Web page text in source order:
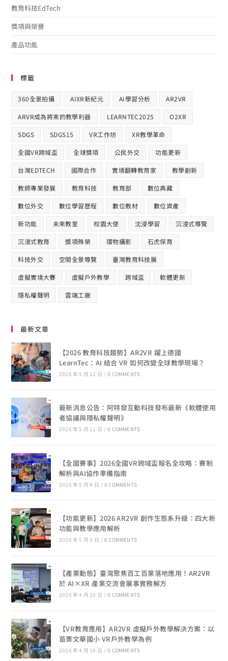
教育科技EdTech
獎項與榮譽
產品功能
標籤
360全景拍攝 AIXR新紀元 AI學習分析 AR2VR
ARVR成為將來的教學利器 LEARNTEC2025 O2XR
SDGS SDGS15 VR工作坊 XR教學革命
全國VR跨域盃 全球獎項 公民外交 功能更新
台灣EDTECH 國際合作​ 實境翻轉教育家 教學創新
教師專業發展 教育科技 教育部 數位典藏
數位外交 數位學習歷程 數位教材 數位資產
新功能 未來教室 校園大使 沈浸學習 沉浸式導覽
沉浸式教育 獎項殊榮 環物攝影 石虎保育
科技外交 空間全景導覽 臺灣教育科技展
虛擬實境大賽 虛擬戶外教學 跨域盃 軟體更新
隱私權聲明 雲端工廠
最新文章
【2026 教育科技趨勢】AR2VR 躍上德國
LearnTec：AI 結合 VR 如何改變全球教學現場？
2026 年 5 月 12 日 / 0 COMMENTS
最新消息公告：阿特發互動科技發布最新《軟體使用
者協議與隱私權聲明》
2026 年 5 月 11 日 / 0 COMMENTS
【全國賽事】2026全國VR跨域盃報名全攻略：賽制
解析與AI協作準備指南
2026 年 5 月 4 日 / 0 COMMENTS
【功能更新】2026 AR2VR 創作生態系升級：四大新
功能與教學應用解析
2026 年 5 月 3 日 / 0 COMMENTS
【產業動態】臺灣聚焦百工百業落地應用！AR2VR
於 AI×XR 產業交流會展事實務解方
2026 年 4 月 20 日 / 0 COMMENTS
【VR教育應用】AR2VR 虛擬戶外教學解決方案：以
苗栗文華國小 VR戶外教學為例
2026 年 4 月 16 日 / 0 COMMENTS